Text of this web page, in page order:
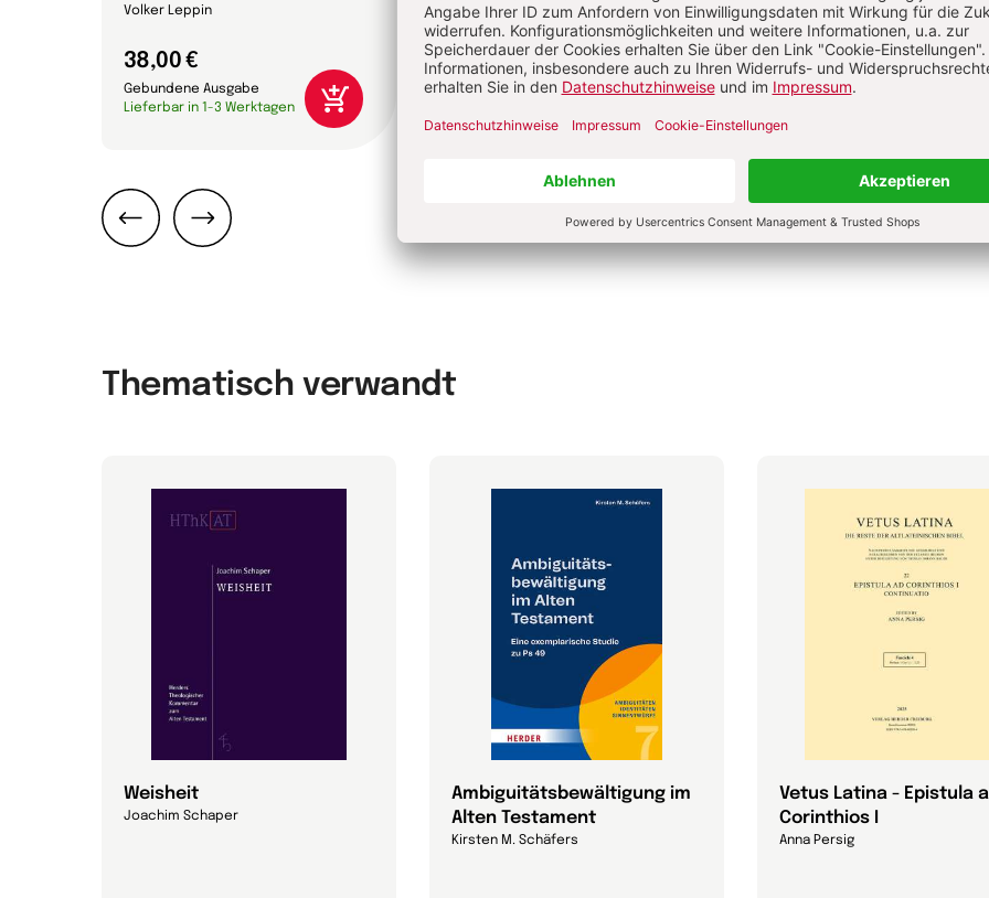
Volker Leppin
38,00 €
Gebundene Ausgabe
Lieferbar in 1-3 Werktagen
24,00 €
Gebundene Ausgabe
24,00 €
Gebundene Ausgabe
Thematisch verwandt
Weisheit
Joachim Schaper
Ambiguitätsbewältigung im
Alten Testament
Kirsten M. Schäfers
Vetus Latina - Epistula
Corinthios I
Anna Persig